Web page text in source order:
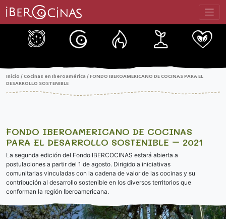
Inicio /Cocinas en Iberoamérica /FONDO IBEROAMERICANO DE COCINAS PARA EL
DESARROLLO SOSTENIBLE
FONDO IBEROAMERICANO DE COCINAS
PARA EL DESARROLLO SOSTENIBLE – 2021
La segunda edición del Fondo IBERCOCINAS estará abierta a
postulaciones a partir del 1 de agosto. Dirigido a iniciativas
comunitarias vinculadas con la cadena de valor de las cocinas y su
contribución al desarrollo sostenible en los diversos territorios que
conforman la región Iberoamericana.